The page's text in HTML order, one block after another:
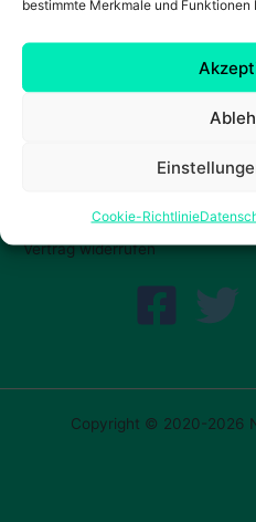
bestimmte Merkmale und
Cookie-Richtlinie
Vertrag widerrufen
Copyright © 2020-2026